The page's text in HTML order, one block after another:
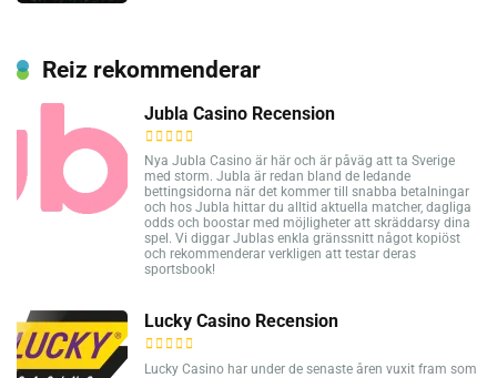
Reiz rekommenderar
Jubla Casino Recension
Nya Jubla Casino är här och är påväg att ta Sverige
med storm. Jubla är redan bland de ledande
bettingsidorna när det kommer till snabba betalningar
och hos Jubla hittar du alltid aktuella matcher, dagliga
odds och boostar med möjligheter att skräddarsy dina
spel. Vi diggar Jublas enkla gränssnitt något kopiöst
och rekommenderar verkligen att testar deras
sportsbook!
Lucky Casino Recension
Lucky Casino har under de senaste åren vuxit fram som